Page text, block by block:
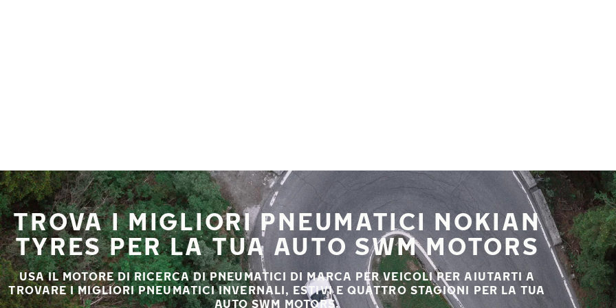
TROVA I MIGLIORI PNEUMATICI NOKIAN
TYRES PER LA TUA AUTO SWM MOTORS
USA IL MOTORE DI RICERCA DI PNEUMATICI DI MARCA PER VEICOLI PER AIUTARTI A
TROVARE I MIGLIORI PNEUMATICI INVERNALI, ESTIVI E QUATTRO STAGIONI PER LA TUA
AUTO SWM MOTORS.